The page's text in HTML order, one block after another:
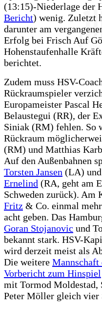
(13:15)-Niederlage der
Bericht) wenig. Zuletzt
darunter am
Erfolg bei Frisch Auf
Hohenstaufenhalle
berichtet.
Zudem muss HSV-
Rückraumspieler
Europameister Pascal
Belaustegui (RR), der
Siniak (RM) fehlen. So
Rückraum
(RM) und Matthias
Auf den Außenbahnen
Torsten Jansen (LA)
Ernelind (RA, geht am
Schweden zurück). Am
Fritz & Co. einmal
acht geben. Das
Goran Stojanovic und
bekannt stark. HSV-
wird derzeit meist als
Die weitere Mannschaft
Vorbericht zum Hinspiel
mit Tormod Moldestad,
Peter Möller gleich vier